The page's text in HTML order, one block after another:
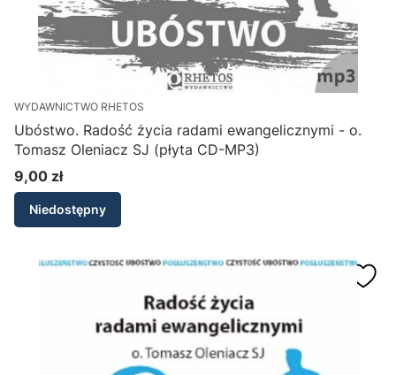
WYDAWNICTWO RHETOS
Ubóstwo. Radość życia radami ewangelicznymi - o.
Tomasz Oleniacz SJ (płyta CD-MP3)
Cena
9,00 zł
Niedostępny